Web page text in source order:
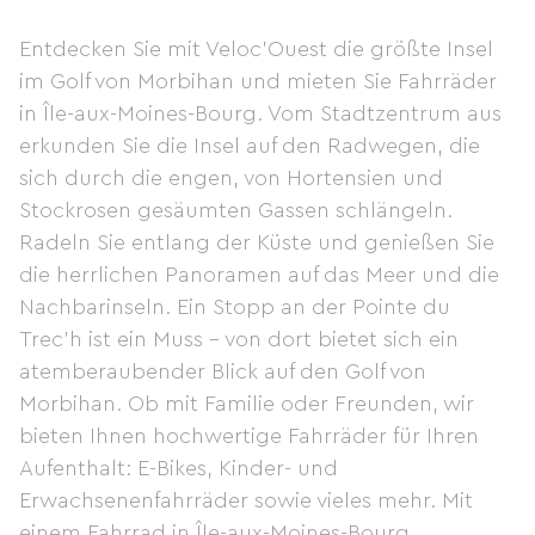
Entdecken Sie mit Veloc'Ouest die größte Insel
im Golf von Morbihan und mieten Sie Fahrräder
in Île-aux-Moines-Bourg. Vom Stadtzentrum aus
erkunden Sie die Insel auf den Radwegen, die
sich durch die engen, von Hortensien und
Stockrosen gesäumten Gassen schlängeln.
Radeln Sie entlang der Küste und genießen Sie
die herrlichen Panoramen auf das Meer und die
Nachbarinseln. Ein Stopp an der Pointe du
Trec'h ist ein Muss – von dort bietet sich ein
atemberaubender Blick auf den Golf von
Morbihan. Ob mit Familie oder Freunden, wir
bieten Ihnen hochwertige Fahrräder für Ihren
Aufenthalt: E-Bikes, Kinder- und
Erwachsenenfahrräder sowie vieles mehr. Mit